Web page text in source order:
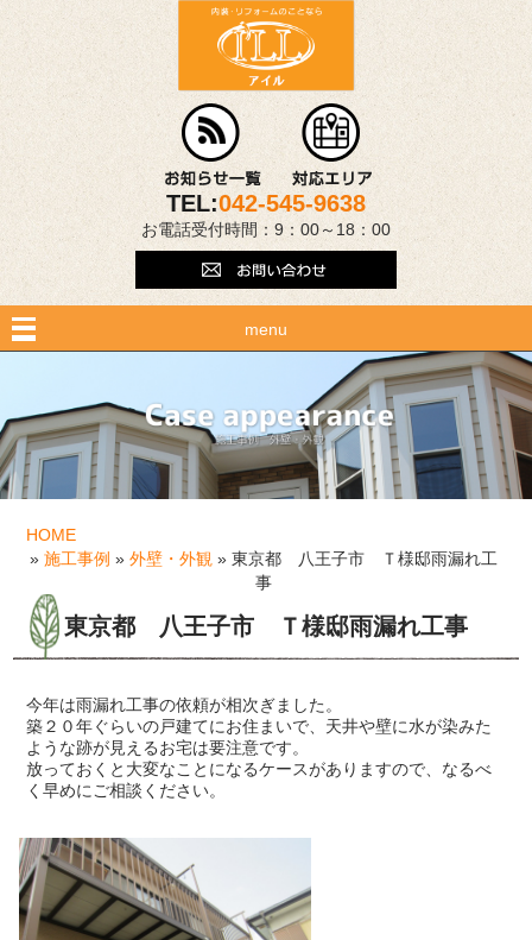
TEL:042-545-9638
お電話受付時間：9：00～18：00
menu
HOME
» 施工事例 » 外壁・外観» 東京都 八王子市 Ｔ様邸雨漏れ工
事
東京都 八王子市 Ｔ様邸雨漏れ工事
今年は雨漏れ工事の依頼が相次ぎました。
築２０年ぐらいの戸建てにお住まいで、天井や壁に水が染みた
ような跡が見えるお宅は要注意です。
放っておくと大変なことになるケースがありますので、なるべ
く早めにご相談ください。